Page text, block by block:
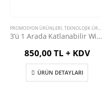
PROMOSYON ÜRÜNLERİ,TEKNOLOJIK ÜRÜNLER
3’ü 1 Arada Katlanabilir Wireless Şarj Cihazı
850,00 TL + KDV
ÜRÜN DETAYLARI